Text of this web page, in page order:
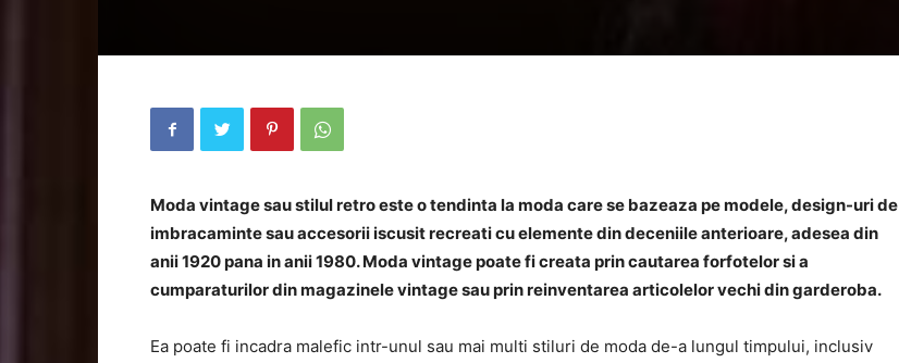
Moda vintage sau stilul retro este o tendinta la moda care se bazeaza pe modele, design-uri de
imbracaminte sau accesorii iscusit recreati cu elemente din deceniile anterioare, adesea din
anii 1920 pana in anii 1980. Moda vintage poate fi creata prin cautarea forfotelor si a
cumparaturilor din magazinele vintage sau prin reinventarea articolelor vechi din garderoba.
Ea poate fi incadra malefic intr-unul sau mai multi stiluri de moda de-a lungul timpului, inclusiv